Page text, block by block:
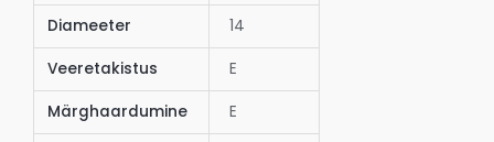
Diameeter 14
Veeretakistus E
Märghaardumine E